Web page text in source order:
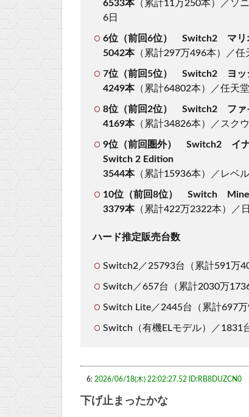
6533本（累計11万250本）／ソ
6日
6位（前回6位） Switch2 マリ
5042本（累計297万496本）／任
7位（前回5位） Switch2 ヨッ
4249本（累計64802本）／任天
8位（前回2位） Switch2 ファ
4169本（累計34826本）／スク
9位（前回圏外） Switch2 イナ
Switch 2 Edition
3544本（累計15936本）／レベ
10位（前回8位） Switch
3379本（累計422万2322本）／
ハード推定販売台数
Switch2／25793台（累計591万
Switch／657台（累計2030万1736
Switch Lite／2445台（累計697万
Switch（有機ELモデル）／1831
6: 2026/06/18(木) 22:02:27.52 ID:RB8DUZCN0
下げ止まったかな